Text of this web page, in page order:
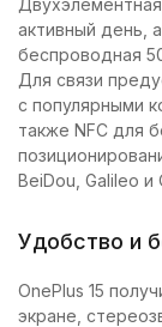
активный день,
беспроводная
Для связи
с популярными
также NFC для
BeiDou, Galileo и
Удобство и
OnePlus 15
экране,